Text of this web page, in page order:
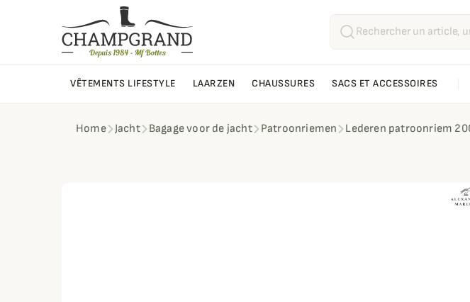
VÊTEMENTS LIFESTYLE LAARZEN CHAUSSURES SACS ET ACCESSOIRES
Home Jacht Bagage voor de jacht Patroonriemen Lederen patroonriem